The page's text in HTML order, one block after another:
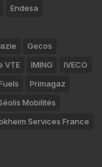
Endesa
Gecos
VTE IMING
IVECO
Primagaz
Mobilités
Services France